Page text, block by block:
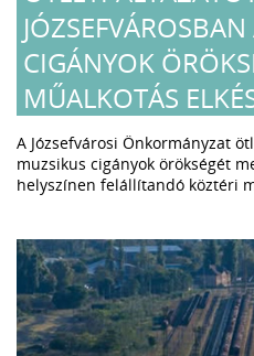
CIGÁNYOK
MŰALKOTÁS
A Józsefvárosi Önkormányzat
muzsikus cigányok örökségét
helyszínen felállítandó köztéri